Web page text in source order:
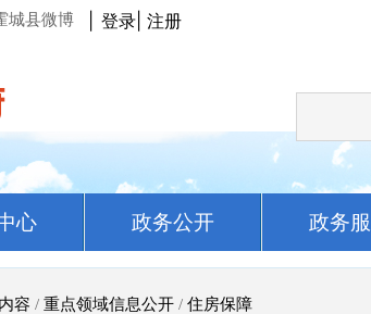
城县微博 登录 注册
心 政务公开 政务
容 / 重点领域信息公开 / 住房保障